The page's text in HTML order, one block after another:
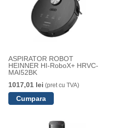
ASPIRATOR ROBOT
HEINNER HI-RoboX+ HRVC-
MAI52BK
1017,01 lei (pret cu TVA)